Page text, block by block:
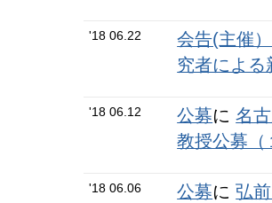
'18 06.22
会告(主催）
究者による
'18 06.12 公募に名
教授公募（
'18 06.06 公募に弘